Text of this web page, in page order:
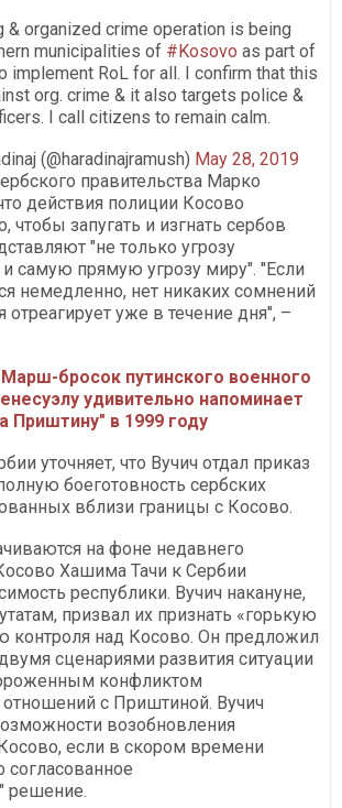
& organized crime operation is being
municipalities of #Kosovo as part of
implement RoL for all. I confirm that this
org. crime & it also targets police &
I call citizens to remain calm.
(@haradinajramush) May 28, 2019
правительства Марко
действия полиции Косово
чтобы запугать и изгнать сербов
"не только угрозу
и самую прямую угрозу миру". "Если
немедленно, нет никаких сомнений
отреагирует уже в течение дня", –
Марш-бросок путинского военного
удивительно напоминает
Приштину" в 1999 году
уточняет, что Вучич отдал приказ
боеготовность сербских
вблизи границы с Косово.
на фоне недавнего
Хашима Тачи к Сербии
республики. Вучич накануне,
призвал их признать «горькую
контроля над Косово. Он предложил
сценариями развития ситуации
конфликтом
с Приштиной. Вучич
возобновления
если в скором времени
согласованное
решение.